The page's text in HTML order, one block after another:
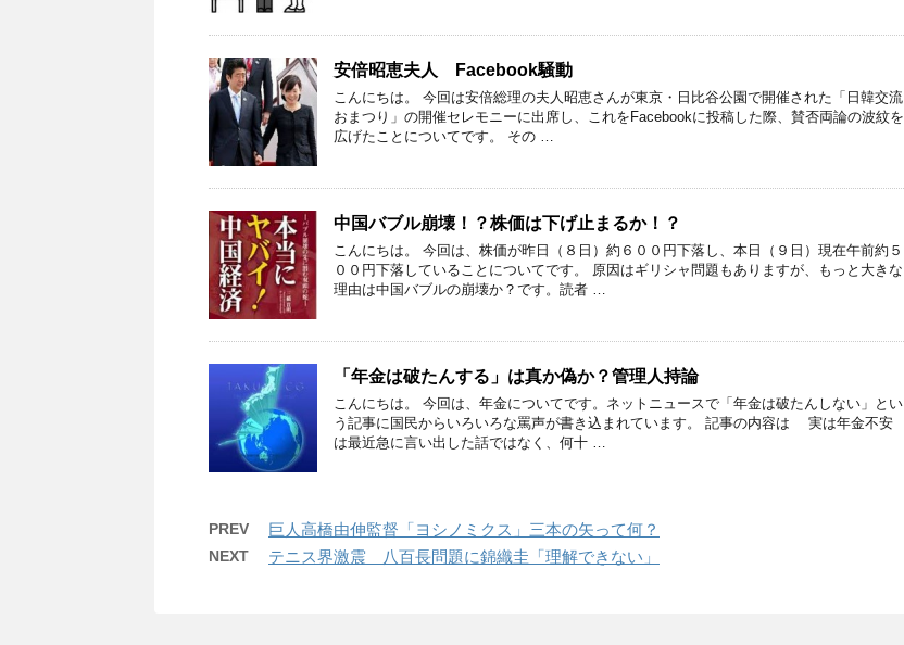
安倍昭恵夫人 Facebook騒動
こんにちは。 今回は安倍総理の夫人昭恵さんが東京・日比谷公園で開催された「日韓交流
おまつり」の開催セレモニーに出席し、これをFacebookに投稿した際、賛否両論の波紋を
広げたことについてです。 その …
中国バブル崩壊！？株価は下げ止まるか！？
こんにちは。 今回は、株価が昨日（８日）約６００円下落し、本日（９日）現在午前約５
００円下落していることについてです。 原因はギリシャ問題もありますが、もっと大きな
理由は中国バブルの崩壊か？です。読者 …
「年金は破たんする」は真か偽か？管理人持論
こんにちは。 今回は、年金についてです。ネットニュースで「年金は破たんしない」とい
う記事に国民からいろいろな罵声が書き込まれています。 記事の内容は 実は年金不安
は最近急に言い出した話ではなく、何十 …
PREV 巨人高橋由伸監督「ヨシノミクス」三本の矢って何？
NEXT テニス界激震 八百長問題に錦織圭「理解できない」